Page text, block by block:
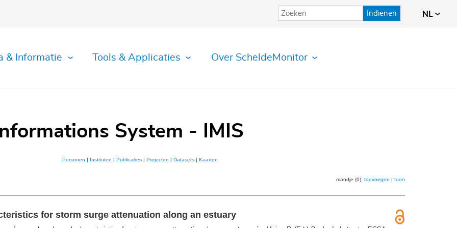
Indienen NL
& Informatie Tools & Applicaties Over ScheldeMonitor
System - IMIS
Personen Instituten Publicaties| Projecten Datasets| Kaarten
mandje (0): toevoegen | toon
for storm surge attenuation along an estuary